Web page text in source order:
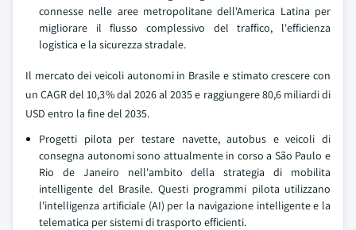
connesse nelle aree metropolitane dell'America Latina per
migliorare il flusso complessivo del traffico, l'efficienza
logistica e la sicurezza stradale.
Il mercato dei veicoli autonomi in Brasile e stimato crescere con
un CAGR del 10,3% dal 2026 al 2035 e raggiungere 80,6 miliardi di
USD entro la fine del 2035.
Progetti pilota per testare navette, autobus e veicoli di
consegna autonomi sono attualmente in corso a São Paulo e
Rio de Janeiro nell'ambito della strategia di mobilita
intelligente del Brasile. Questi programmi pilota utilizzano
l'intelligenza artificiale (AI) per la navigazione intelligente e la
telematica per sistemi di trasporto efficienti.